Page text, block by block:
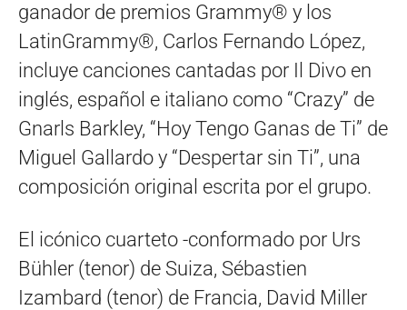
ganador de premios Grammy® y los
LatinGrammy®, Carlos Fernando López,
incluye canciones cantadas por Il Divo en
inglés, español e italiano como “Crazy” de
Gnarls Barkley, “Hoy Tengo Ganas de Ti” de
Miguel Gallardo y “Despertar sin Ti”, una
composición original escrita por el grupo.
El icónico cuarteto -conformado por Urs
Bühler (tenor) de Suiza, Sébastien
Izambard (tenor) de Francia, David Miller